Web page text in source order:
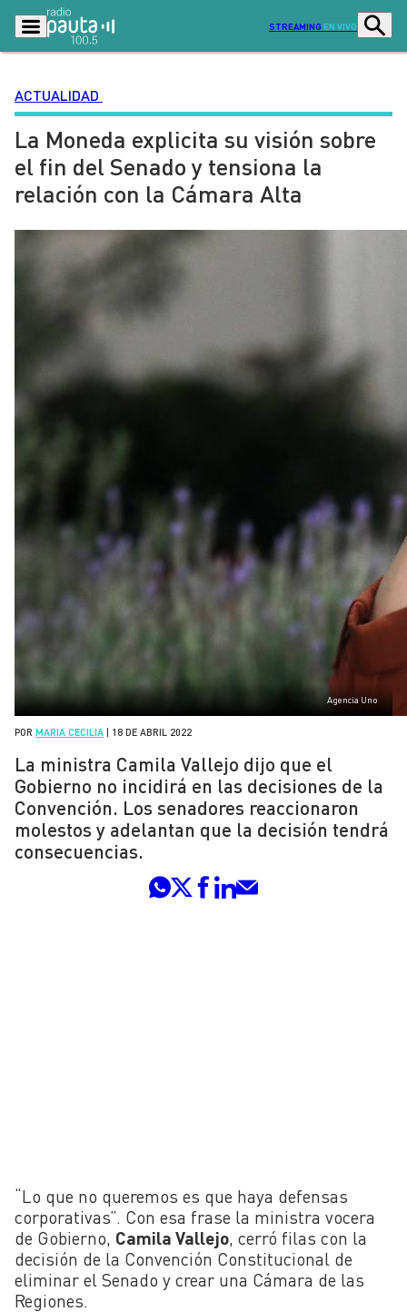
STREAMING EN VIVO
Podcasts Programas
Lo Último
Ciudad
Entretención y Cultura
Señal 2
Contenido Patrocinado
ACTUALIDAD
La Moneda explicita su visión sobre
el fin del Senado y tensiona la
relación con la Cámara Alta
Agencia Uno
POR MARIA CECILIA 18 DE ABRIL 2022
La ministra Camila Vallejo dijo que el
Gobierno no incidirá en las decisiones de la
Convención. Los senadores reaccionaron
molestos y adelantan que la decisión tendrá
consecuencias.
“Lo que no queremos es que haya defensas
corporativas”. Con esa frase la ministra vocera
de Gobierno, Camila Vallejo , cerró filas con la
decisión de la Convención Constitucional de
eliminar el Senado y crear una Cámara de las
Regiones.